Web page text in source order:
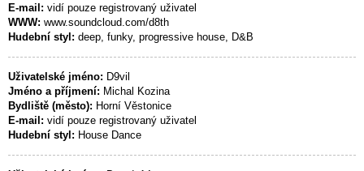
E-mail: vidí pouze registrovaný uživatel
WWW: www.soundcloud.com/d8th
Hudební styl: deep, funky, progressive house, D&B
Uživatelské jméno: D9vil
Jméno a příjmení: Michal Kozina
Bydliště (město): Horní Věstonice
E-mail: vidí pouze registrovaný uživatel
Hudební styl: House Dance